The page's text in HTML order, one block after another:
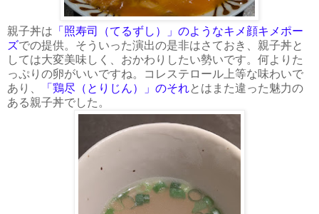
親子丼は 「照寿司（てるずし）」のようなキメ顔キメポー
ズでの提供。そういった演出の是非はさておき、親子丼と
しては大変美味しく、おかわりしたい勢いです。何よりた
っぷりの卵がいいですね。コレステロール上等な味わいで
あり、
「鶏尽（とりじん）」のそれとはまた違った魅力の
ある親子丼でした。